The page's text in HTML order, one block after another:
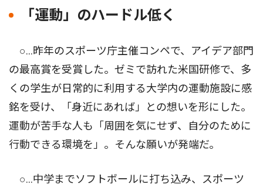
「運動」のハードル低く
○…昨年のスポーツ庁主催コンペで、アイデア部門
の最高賞を受賞した。ゼミで訪れた米国研修で、多
くの学生が日常的に利用する大学内の運動施設に感
銘を受け、「身近にあれば」との想いを形にした。
運動が苦手な人も「周囲を気にせず、自分のために
行動できる環境を」。そんな願いが発端だ。
○…中学までソフトボールに打ち込み、スポーツ